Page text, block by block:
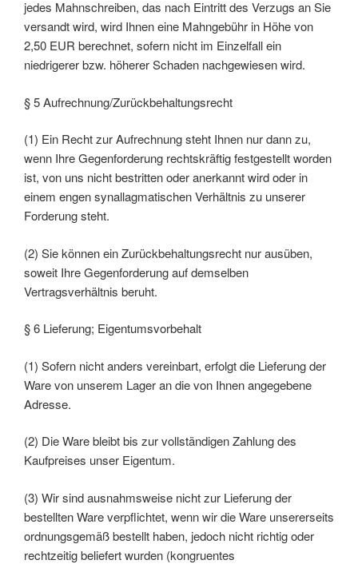
jedes Mahnschreiben, das nach Eintritt des Verzugs an Sie
versandt wird, wird Ihnen eine Mahngebühr in Höhe von
2,50 EUR berechnet, sofern nicht im Einzelfall ein
niedrigerer bzw. höherer Schaden nachgewiesen wird.
§ 5 Aufrechnung/Zurückbehaltungsrecht
(1) Ein Recht zur Aufrechnung steht Ihnen nur dann zu,
wenn Ihre Gegenforderung rechtskräftig festgestellt worden
ist, von uns nicht bestritten oder anerkannt wird oder in
einem engen synallagmatischen Verhältnis zu unserer
Forderung steht.
(2) Sie können ein Zurückbehaltungsrecht nur ausüben,
soweit Ihre Gegenforderung auf demselben
Vertragsverhältnis beruht.
§ 6 Lieferung; Eigentumsvorbehalt
(1) Sofern nicht anders vereinbart, erfolgt die Lieferung der
Ware von unserem Lager an die von Ihnen angegebene
Adresse.
(2) Die Ware bleibt bis zur vollständigen Zahlung des
Kaufpreises unser Eigentum.
(3) Wir sind ausnahmsweise nicht zur Lieferung der
bestellten Ware verpflichtet, wenn wir die Ware unsererseits
ordnungsgemäß bestellt haben, jedoch nicht richtig oder
rechtzeitig beliefert wurden (kongruentes